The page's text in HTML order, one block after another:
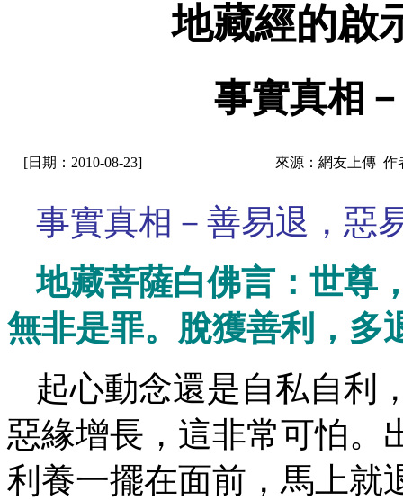
地藏經的
事實真相
[日期：2010-08-23] 來源：網友上傳 作
事實真相－善易退，惡
地藏菩薩白佛言：世尊
無非是罪。脫獲善利，多
起心動念還是自私自利
惡緣增長，這非常可怕。
利養一擺在面前，馬上就